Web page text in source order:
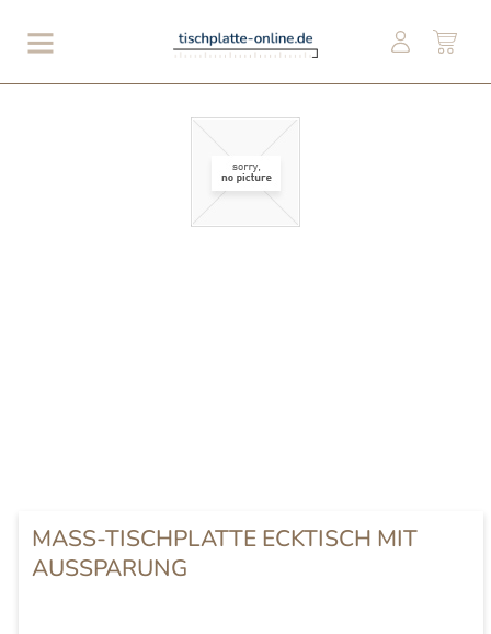
MASS-TISCHPLATTE ECKTISCH MIT A
USSPARUNG